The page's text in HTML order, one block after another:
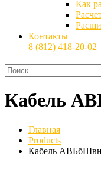
Как
Контакты
8 (812) 418-20-02
Кабель
Главная
Products
Кабель